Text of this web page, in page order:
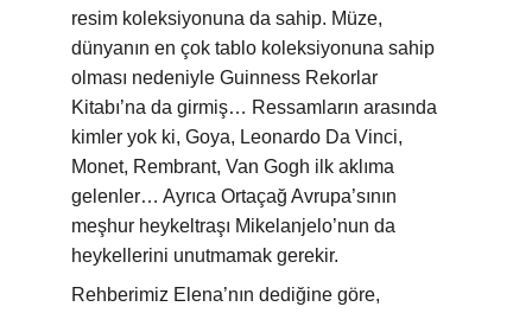
resim koleksiyonuna da sahip. Müze,
dünyanın en çok tablo koleksiyonuna sahip
olması nedeniyle Guinness Rekorlar
Kitabı’na da girmiş… Ressamların arasında
kimler yok ki, Goya, Leonardo Da Vinci,
Monet, Rembrant, Van Gogh ilk aklıma
gelenler… Ayrıca Ortaçağ Avrupa’sının
meşhur heykeltraşı Mikelanjelo’nun da
heykellerini unutmamak gerekir.
Rehberimiz Elena’nın dediğine göre,